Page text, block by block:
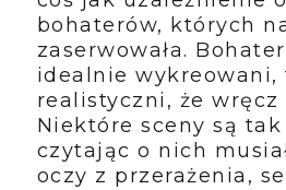
bohaterów, których
zaserwowała.
idealnie wykreowani,
realistyczni, że wręcz
Niektóre sceny są tak
czytając o nich
oczy z przerażenia,